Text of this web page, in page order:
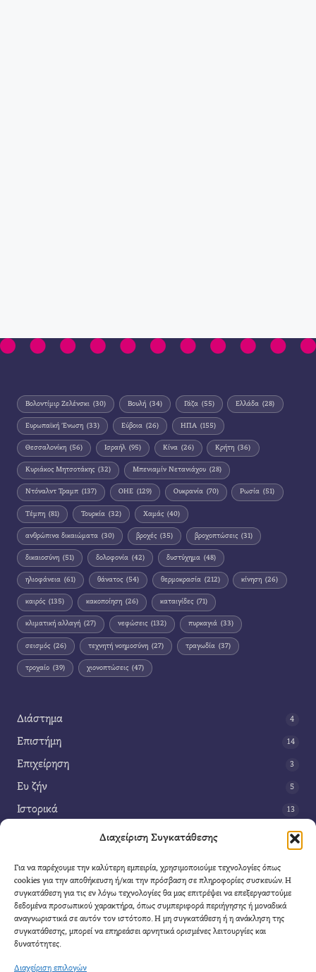
Διαχείριση Συγκατάθεσης
Για να παρέχουμε την καλύτερη εμπειρία, χρησιμοποιούμε τεχνολογίες όπως
cookies για την αποθήκευση ή/και την πρόσβαση σε πληροφορίες συσκευών. Η
συγκατάθεση για τις εν λόγω τεχνολογίες θα μας επιτρέψει να επεξεργαστούμε
δεδομένα προσωπικού χαρακτήρα, όπως συμπεριφορά περιήγησης ή μοναδικά
αναγνωριστικά σε αυτόν τον ιστότοπο. Η μη συγκατάθεση ή η ανάκληση της
συγκατάθεσης, μπορεί να επηρεάσει αρνητικά ορισμένες λειτουργίες και
δυνατότητες.
Διαχείριση επιλογών
Βολοντίμιρ Ζελένσκι (30) Βουλή (34) Γάζα (55) Ελλάδα (28)
Ευρωπαϊκή Ένωση (33) Εύβοια (26) ΗΠΑ (155)
Θεσσαλονίκη (56) Ισραήλ (95) Κίνα (26) Κρήτη (36)
Κυριάκος Μητσοτάκης (32) Μπενιαμίν Νετανιάχου (28)
Ντόναλντ Τραμπ (137) ΟΗΕ (129) Ουκρανία (70) Ρωσία (51)
Τέμπη (81) Τουρκία (32) Χαμάς (40)
ανθρώπινα δικαιώματα (30) βροχές (35) βροχοπτώσεις (31)
δικαιοσύνη (51) δολοφονία (42) δυστύχημα (48)
ηλιοφάνεια (61) θάνατος (54) θερμοκρασία (212) κίνηση (26)
καιρός (135) κακοποίηση (26) καταιγίδες (71)
κλιματική αλλαγή (27) νεφώσεις (132) πυρκαγιά (33)
σεισμός (26) τεχνητή νοημοσύνη (27) τραγωδία (37)
τροχαίο (39) χιονοπτώσεις (47)
Διάστημα 4
Επιστήμη 14
Επιχείρηση 3
Ευ ζήν 5
Ιστορικά 13
42
Τέχνη 3
Τεχνολογία
Υγεία
Φαντασία